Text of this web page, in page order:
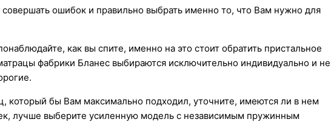
ошибок и правильно выбрать именно то, что Вам нужно для
как вы спите, именно на это стоит обратить пристальное
фабрики Бланес выбираются исключительно индивидуально и не
который бы Вам максимально подходил, уточните, имеются ли в нем
лучше выберите усиленную модель с независимым пружинным